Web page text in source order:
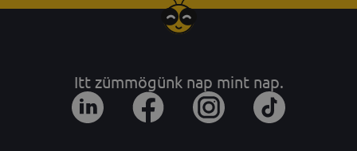
Itt zümmögünk nap mint nap.